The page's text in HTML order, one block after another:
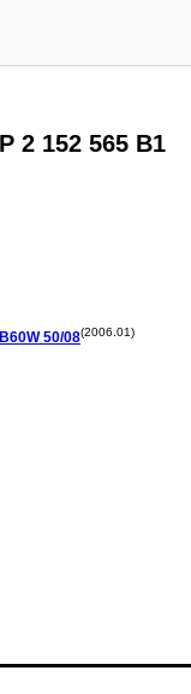
2 152 565 B1
B60W 50/08(2006.01)